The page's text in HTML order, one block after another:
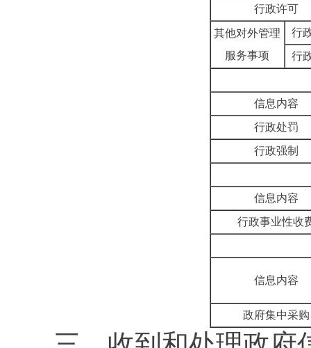
行政许可
其他对外管理
服务事项
行
行
信息内容
行政处罚
行政强制
信息内容
行政事业性收
信息内容
政府集中采购